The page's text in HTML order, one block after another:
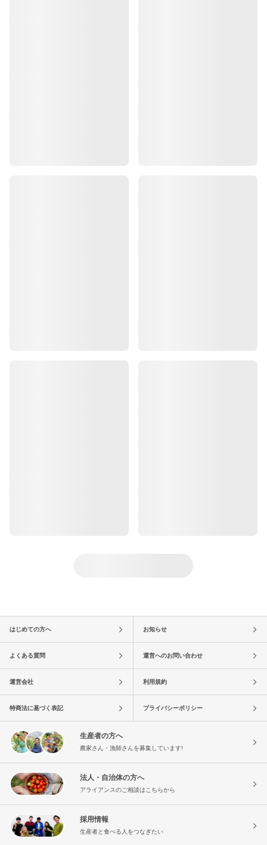
はじめての方へ お知らせ
よくある質問 運営へのお問い合わせ
運営会社 利用規約
特商法に基づく表記 プライバシーポリシー
生産者の方へ
農家さん・漁師さんを募集しています!
法人・自治体の方へ
アライアンスのご相談はこちらから
採用情報
生産者と食べる人をつなぎたい